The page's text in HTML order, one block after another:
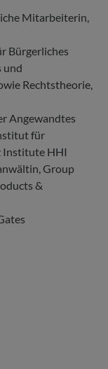
Mitarbeiterin,
Bürgerliches
und
Rechtstheorie,
Angewandtes
für
Institute HHI
Group
&